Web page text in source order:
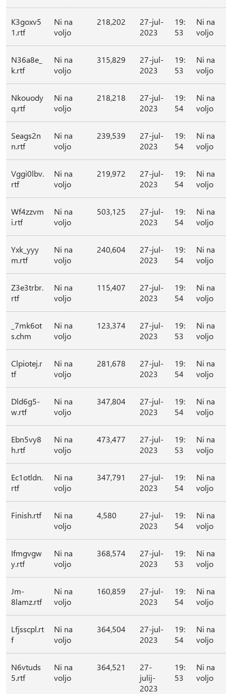
K3goxv5
1.rtf
Ni na
voljo
218,202
27-jul-
2023
19:
53
Ni na
voljo
N36a8e_
k.rtf
Ni na
voljo
315,829
27-jul-
2023
19:
53
Ni na
voljo
Nkouody
q.rtf
Ni na
voljo
218,218
27-jul-
2023
19:
54
Ni na
voljo
Seags2n
n.rtf
Ni na
voljo
239,539
27-jul-
2023
19:
54
Ni na
voljo
Vggi0lbv.
rtf
Ni na
voljo
219,972
27-jul-
2023
19:
54
Ni na
voljo
Wf4zzvm
i.rtf
Ni na
voljo
503,125
27-jul-
2023
19:
54
Ni na
voljo
Yxk_yyy
m.rtf
Ni na
voljo
240,604
27-jul-
2023
19:
54
Ni na
voljo
Z3e3trbr.
rtf
Ni na
voljo
115,407
27-jul-
2023
19:
54
Ni na
voljo
_7mk6ot
s.chm
Ni na
voljo
123,374
27-jul-
2023
19:
53
Ni na
voljo
Clpiotej.r
tf
Ni na
voljo
281,678
27-jul-
2023
19:
54
Ni na
voljo
Dld6g5-
w.rtf
Ni na
voljo
347,804
27-jul-
2023
19:
54
Ni na
voljo
Ebn5vy8
h.rtf
Ni na
voljo
473,477
27-jul-
2023
19:
53
Ni na
voljo
Ec1otldn.
rtf
Ni na
voljo
347,791
27-jul-
2023
19:
54
Ni na
voljo
Finish.rtf
Ni na
voljo
4,580
27-jul-
2023
19:
54
Ni na
voljo
Ifmgvgw
y.rtf
Ni na
voljo
368,574
27-jul-
2023
19:
53
Ni na
voljo
Jm-
8lamz.rtf
Ni na
voljo
160,859
27-jul-
2023
19:
54
Ni na
voljo
Lfjsscpl.rt
f
Ni na
voljo
364,504
27-jul-
2023
19:
54
Ni na
voljo
N6vtuds
5.rtf
Ni na
voljo
364,521
27-
julij-
2023
19:
53
Ni na
voljo